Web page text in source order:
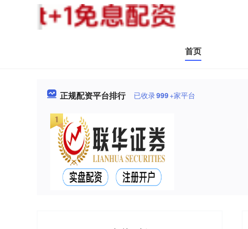
首页
正规配资平台排行 已收录999+家平台